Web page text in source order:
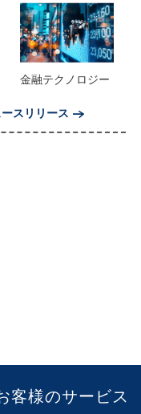
金融テクノロジー
スリリース
客様のサービス